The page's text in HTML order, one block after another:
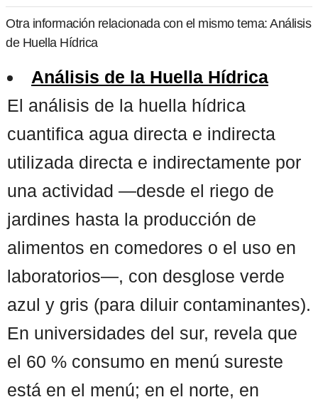
Otra información relacionada con el mismo tema: Análisis
de Huella Hídrica
Análisis de la Huella Hídrica
El análisis de la huella hídrica
cuantifica agua directa e indirecta
utilizada directa e indirectamente por
una actividad —desde el riego de
jardines hasta la producción de
alimentos en comedores o el uso en
laboratorios—, con desglose verde
azul y gris (para diluir contaminantes).
En universidades del sur, revela que
el 60 % consumo en menú sureste
está en el menú; en el norte, en